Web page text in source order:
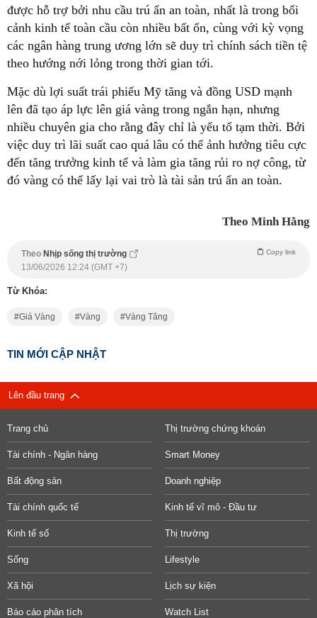
được hỗ trợ bởi nhu cầu trú ẩn an toàn, nhất là trong bối
cảnh kinh tế toàn cầu còn nhiều bất ổn, cùng với kỳ vọng
các ngân hàng trung ương lớn sẽ duy trì chính sách tiền tệ
theo hướng nới lỏng trong thời gian tới.
Mặc dù lợi suất trái phiếu Mỹ tăng và đồng USD mạnh
lên đã tạo áp lực lên giá vàng trong ngắn hạn, nhưng
nhiều chuyên gia cho rằng đây chỉ là yếu tố tạm thời. Bởi
việc duy trì lãi suất cao quá lâu có thể ảnh hưởng tiêu cực
đến tăng trưởng kinh tế và làm gia tăng rủi ro nợ công, từ
đó vàng có thể lấy lại vai trò là tài sản trú ẩn an toàn.
Theo Minh Hằng
Theo Nhịp sống thị trường Copy link
13/06/2026 12:24 (GMT +7)
Từ Khóa:
Giá Vàng Vàng Vàng Tăng
TIN MỚI CẬP NHẬT
Lên đầu trang
Trang chủ Thị trường chứng khoán
Tài chính - Ngân hàng Smart Money
Bất động sản Doanh nghiệp
Tài chính quốc tế Kinh tế vĩ mô - Đầu tư
Kinh tế số Thị trường
Sống Lifestyle
Xã hội Lịch sự kiện
Báo cáo phân tích Watch List